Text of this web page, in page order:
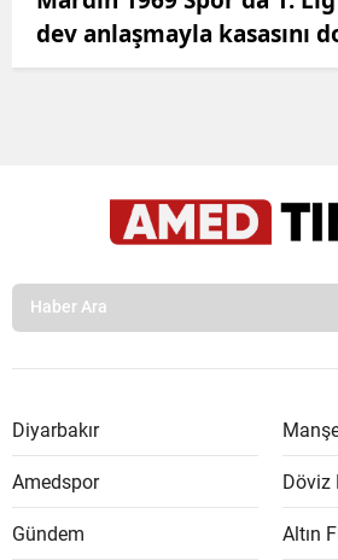
dev anlaşmayla kasasını
Diyarbakır
Amedspor
Gündem
Döviz
Altın